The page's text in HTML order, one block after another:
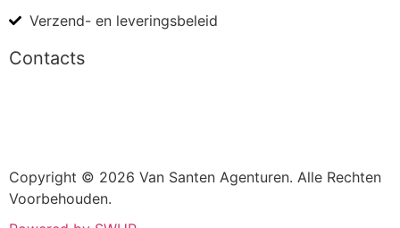
Verzend- en leveringsbeleid
Contacts
Copyright © 2026 Van Santen Agenturen. Alle Rechten
Voorbehouden.